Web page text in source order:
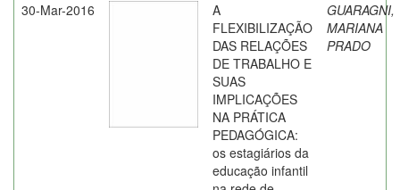
30-Mar-2016
A
FLEXIBILIZAÇÃO
DAS RELAÇÕES
DE TRABALHO E
SUAS
IMPLICAÇÕES
NA PRÁTICA
PEDAGÓGICA:
os estagiários da
educação infantil
GUARAGNI,
MARIANA
PRADO